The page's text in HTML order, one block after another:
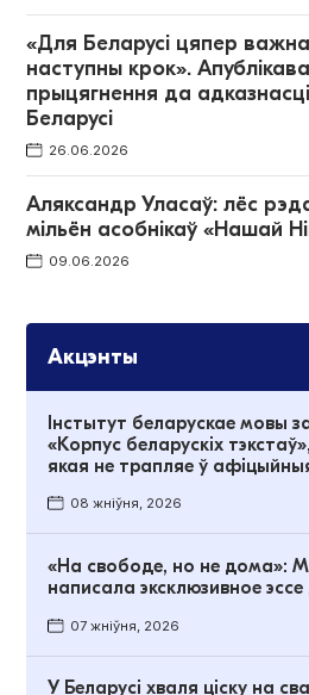
«Для Беларусі цяпер
наступны крок».
прыцягнення да адказнасці
Беларусі
26.06.2026
Аляксандр Уласаў: лёс
мільён асобнікаў «Нашай
09.06.2026
Акцэнты
Інстытут беларускае мовы
«Корпус беларускіх тэкстаў»,
якая не трапляе ў
08 жніўня, 2026
«На свободе, но не дома»:
написала эксклюзивное эссе
07 жніўня, 2026
У Беларусі хваля ціску на